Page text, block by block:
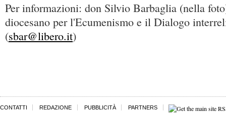
Per informazioni: don Silvio Barbaglia (nella
diocesano per l'Ecumenismo e il Dialogo
(sbar@libero.it)
CONTATTI REDAZIONE PUBBLICITÀ PARTNERS